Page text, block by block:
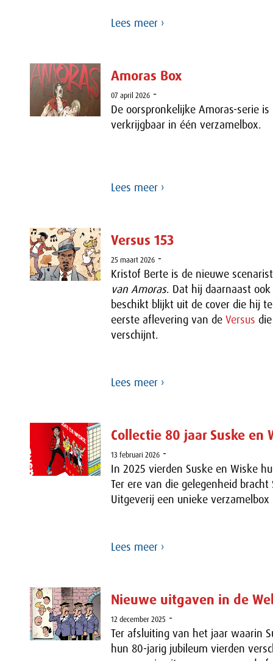
Lees meer ›
Amoras Box
07 april 2026-
De oorspronkelijke Amoras-serie
verkrijgbaar in één verzamelbox.
Lees meer ›
Versus 153
25 maart 2026-
Kristof Berte is de nieuwe
van Amoras. Dat hij daarnaast
beschikt blijkt uit de cover die hij
eerste aflevering van de Versus
verschijnt.
Lees meer ›
Collectie 80 jaar Suske en
13 februari 2026-
In 2025 vierden Suske en Wiske
Ter ere van die gelegenheid bracht
Uitgeverij een unieke verzamelbox
Lees meer ›
Nieuwe uitgaven in de
12 december 2025 -
Ter afsluiting van het jaar waarin
hun 80-jarig jubileum vierden